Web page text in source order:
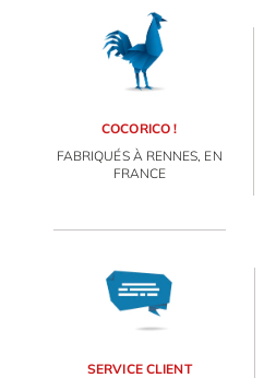
COCORICO !
FABRIQUÉS À RENNES, EN
FRANCE
SERVICE CLIENT